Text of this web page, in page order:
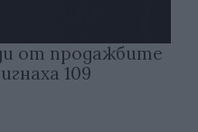
от продажбите
109